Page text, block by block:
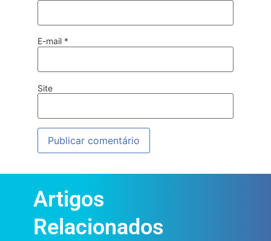
E-mail *
Site
Artigos
Relacionados